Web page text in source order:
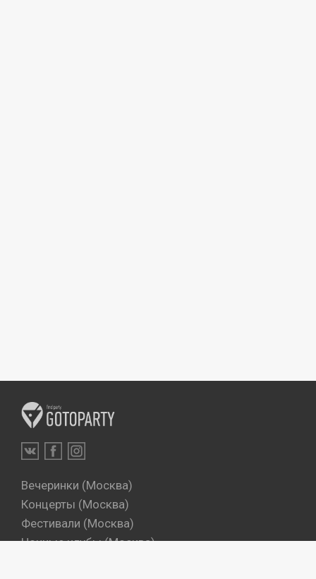
Вечеринки (Москва)
Концерты (Москва)
Фестивали (Москва)
Ночные клубы (Москва)